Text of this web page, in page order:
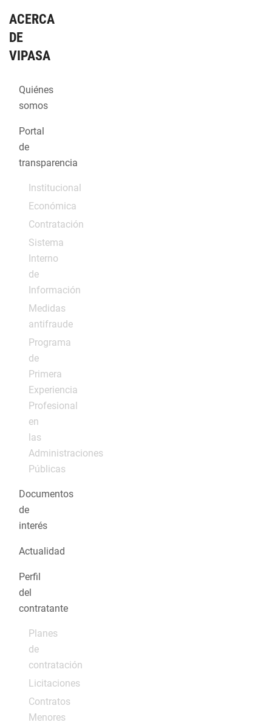
ACERCA
DE
VIPASA
Quiénes
somos
Portal
de
transparencia
Institucional
Económica
Contratación
Sistema
Interno
de
Información
Medidas
antifraude
Programa
de
Primera
Experiencia
Profesional
en
las
Administraciones
Públicas
Documentos
de
interés
Actualidad
Perfil
del
contratante
Planes
de
contratación
Licitaciones
Contratos
Menores